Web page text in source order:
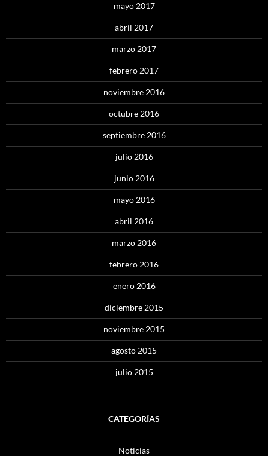
mayo 2017
abril 2017
marzo 2017
febrero 2017
noviembre 2016
octubre 2016
septiembre 2016
julio 2016
junio 2016
mayo 2016
abril 2016
marzo 2016
febrero 2016
enero 2016
diciembre 2015
noviembre 2015
agosto 2015
julio 2015
CATEGORÍAS
Noticias